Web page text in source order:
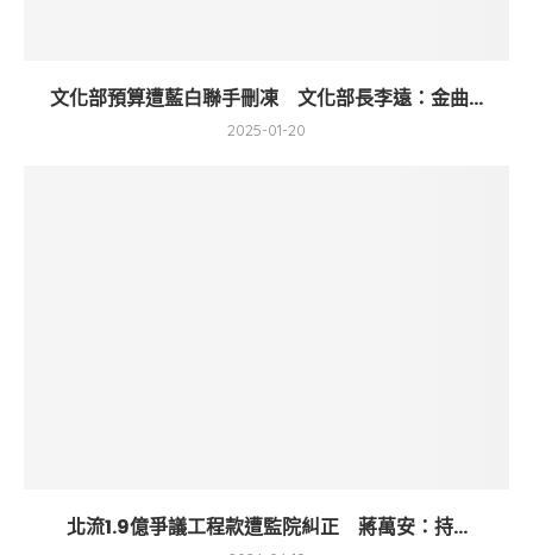
文化部預算遭藍白聯手刪凍 文化部長李遠：金曲...
2025-01-20
北流1.9億爭議工程款遭監院糾正 蔣萬安：持...